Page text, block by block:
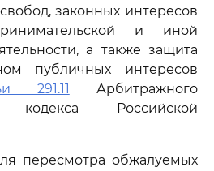
законных интересов
и иной
а также защита
публичных интересов
291.11 Арбитражного
кодекса Российской
пересмотра обжалуемых